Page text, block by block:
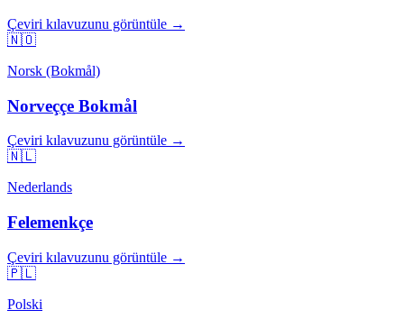
Çeviri kılavuzunu görüntüle →
🇳🇴
Norsk (Bokmål)
Norveççe Bokmål
Çeviri kılavuzunu görüntüle →
🇳🇱
Nederlands
Felemenkçe
Çeviri kılavuzunu görüntüle →
🇵🇱
Polski